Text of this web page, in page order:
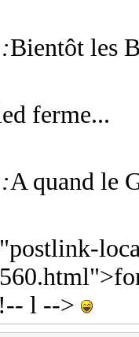
Bientôt les
ferme...
A quand le
l -->